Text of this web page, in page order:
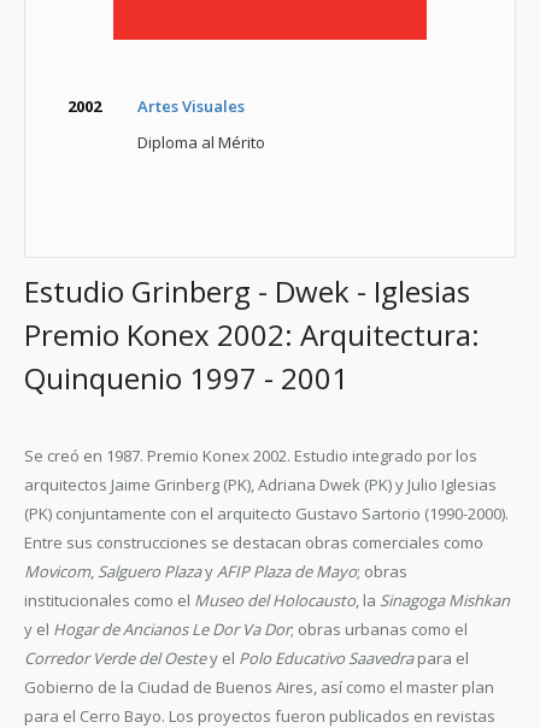
2002
Artes Visuales
Diploma al Mérito
Estudio Grinberg - Dwek - Iglesias
Premio Konex 2002: Arquitectura:
Quinquenio 1997 - 2001
Se creó en 1987. Premio Konex 2002. Estudio integrado por los
arquitectos Jaime Grinberg (PK), Adriana Dwek (PK) y Julio Iglesias
(PK) conjuntamente con el arquitecto Gustavo Sartorio (1990-2000).
Entre sus construcciones se destacan obras comerciales como
Movicom, Salguero PlazayAFIP Plaza de Mayo; obras
institucionales como el Museo del Holocausto, la Sinagoga Mishkan
y el Hogar de Ancianos Le Dor Va Dor; obras urbanas como el
Corredor Verde del Oestey el Polo Educativo Saavedrapara el
Gobierno de la Ciudad de Buenos Aires, así como el master plan
para el Cerro Bayo. Los proyectos fueron publicados en revistas